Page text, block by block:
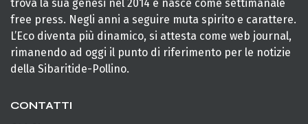
trova la sua genesi nel 2014 e nasce come settimanale
free press. Negli anni a seguire muta spirito e carattere.
L’Eco diventa più dinamico, si attesta come web journal,
rimanendo ad oggi il punto di riferimento per le notizie
della Sibaritide-Pollino.
CONTATTI